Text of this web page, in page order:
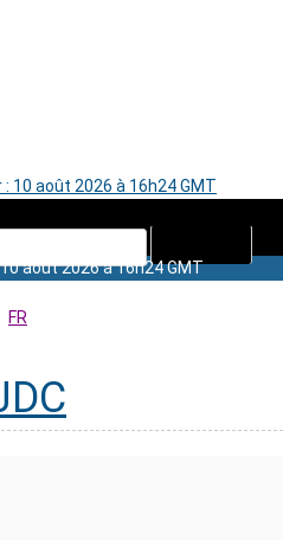
: 10 août 2026 à 16h24 GMT
août 2026 à 16h24 GMT
FR